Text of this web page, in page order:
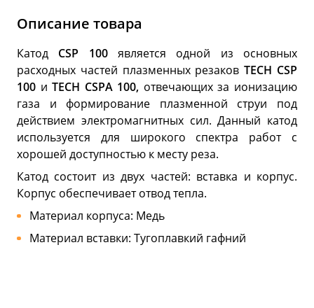
Описание товара
Катод CSP 100является одной из основных
расходных частей плазменных резаковTECH CSP
100 и TECH CSPA 100, отвечающих за ионизацию
газа и формирование плазменной струи под
действием электромагнитных сил. Данный катод
используется для широкого спектра работ с
хорошей доступностью к месту реза.
Катод состоит из двух частей: вставка и корпус.
Корпус обеспечивает отвод тепла.
Материал корпуса: Медь
Материал вставки: Тугоплавкий гафний